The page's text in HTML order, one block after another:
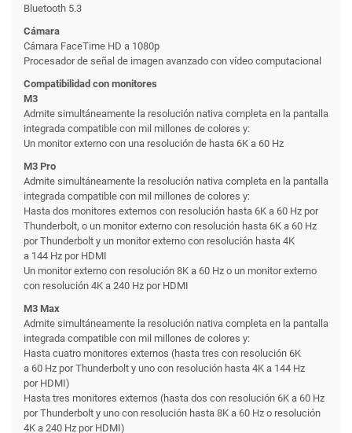
Bluetooth 5.3
Cámara
Cámara FaceTime HD a 1080p
Procesador de señal de imagen avanzado con vídeo computacional
Compatibilidad con monitores
M3
Admite simultáneamente la resolución nativa completa en la pantalla
integrada compatible con mil millones de colores y:
Un monitor externo con una resolución de hasta 6K a 60 Hz
M3 Pro
Admite simultáneamente la resolución nativa completa en la pantalla
integrada compatible con mil millones de colores y:
Hasta dos monitores externos con resolución hasta 6K a 60 Hz por
Thunderbolt, o un monitor externo con resolución hasta 6K a 60 Hz
por Thunderbolt y un monitor externo con resolución hasta 4K
a 144 Hz por HDMI
Un monitor externo con resolución 8K a 60 Hz o un monitor externo
con resolución 4K a 240 Hz por HDMI
M3 Max
Admite simultáneamente la resolución nativa completa en la pantalla
integrada compatible con mil millones de colores y:
Hasta cuatro monitores externos (hasta tres con resolución 6K
a 60 Hz por Thunderbolt y uno con resolución hasta 4K a 144 Hz
por HDMI)
Hasta tres monitores externos (hasta dos con resolución 6K a 60 Hz
por Thunderbolt y uno con resolución hasta 8K a 60 Hz o resolución
4K a 240 Hz por HDMI)